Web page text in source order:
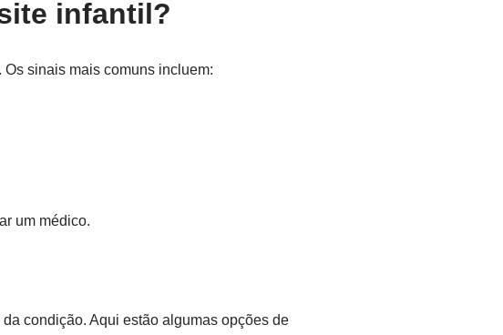
infantil?
sinais mais comuns incluem:
um médico.
condição. Aqui estão algumas opções de